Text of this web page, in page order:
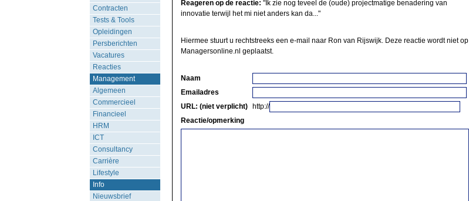
Contracten
Tests & Tools
Opleidingen
Persberichten
Vacatures
Reacties
Management
Algemeen
Commercieel
Financieel
HRM
ICT
Consultancy
Carrière
Lifestyle
Info
Nieuwsbrief
Reageren op de reactie: "Ik zie nog teveel de (oude) projectmatige benadering van
innovatie terwijl het mi niet anders kan da..."
Hiermee stuurt u rechtstreeks een e-mail naar Ron van Rijswijk. Deze reactie wordt niet op
Managersonline.nl geplaatst.
Naam
Emailadres
URL: (niet verplicht)
http://
Reactie/opmerking